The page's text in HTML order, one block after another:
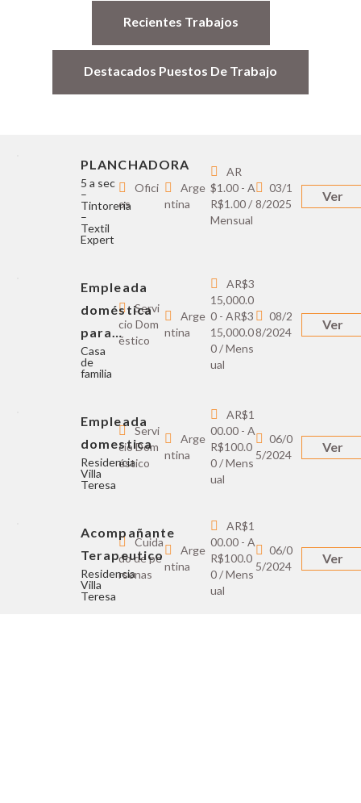
Recientes Trabajos
Destacados Puestos De Trabajo
PLANCHADORA
5 a sec
–
Tintoreria
–
Textil
Expert
Ofici
os
Arge
ntina
AR
$1.00 - A
R$1.00 /
Mensual
03/1
8/2025
Ver
Empleada
doméstica
para…
Casa
de
familia
Servi
cio Dom
éstico
Arge
ntina
AR$3
15,000.0
0 - AR$3
15,000.0
0 / Mens
ual
08/2
8/2024
Ver
Empleada
domestica
Residencia
Villa
Teresa
Servi
cio Dom
éstico
Arge
ntina
AR$1
00.00 - A
R$100.0
0 / Mens
ual
06/0
5/2024
Ver
Acompañante
Terapeutico
Residencia
Villa
Teresa
Cuida
do de pe
rsonas
Arge
ntina
AR$1
00.00 - A
R$100.0
0 / Mens
ual
06/0
5/2024
Ver